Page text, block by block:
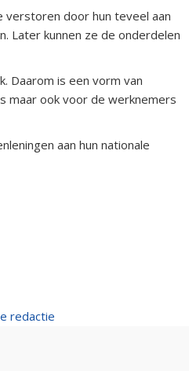
verstoren door hun teveel aan
Later kunnen ze de onderdelen
Daarom is een vorm van
maar ook voor de werknemers
aan hun nationale
redactie